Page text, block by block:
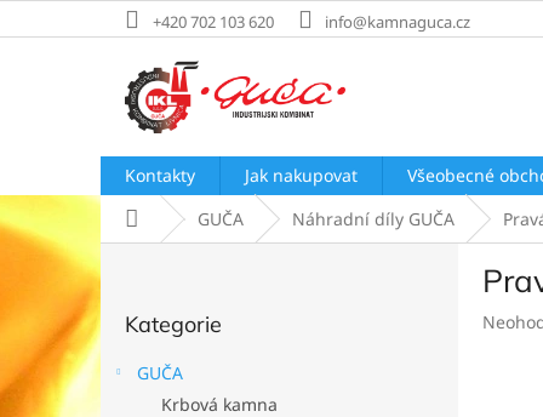
na
+420 702 103 620 info@kamnaguca.cz
Kontakty Jak nakupovat
Všeobecné
Domů GUČA Náhradní díly GUČA
P
o
s
t
r
kategorie
Kategorie
GUČA
Krbová kamna